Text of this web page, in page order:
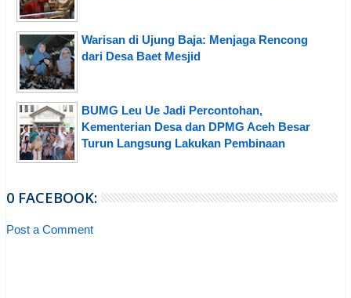
Warisan di Ujung Baja: Menjaga Rencong
dari Desa Baet Mesjid
BUMG Leu Ue Jadi Percontohan,
Kementerian Desa dan DPMG Aceh Besar
Turun Langsung Lakukan Pembinaan
0 FACEBOOK:
Post a Comment